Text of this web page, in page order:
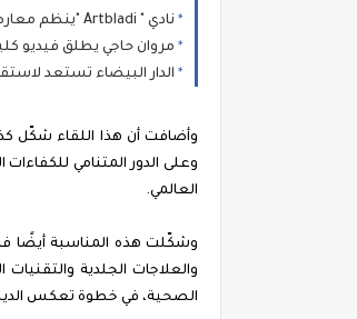
نادي " Artbladi "ينظم معارض فنية لدعم الصحة النفسية
مروان حاجي يطلق فيديو كليب "مملكة 12 قرنًا".. احتفاء بصري
الدار البيضاء تستعد
وأضافت أن هذا اللقاء شكّل
وعلى الدور المتنامي
العالمي.
والعلاجات الجلدية
الصحية، في خطوة تعكس